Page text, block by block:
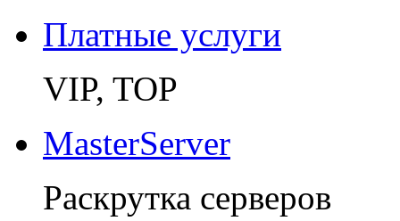
Платные услуги
VIP, TOP
MasterServer
Раскрутка серверов